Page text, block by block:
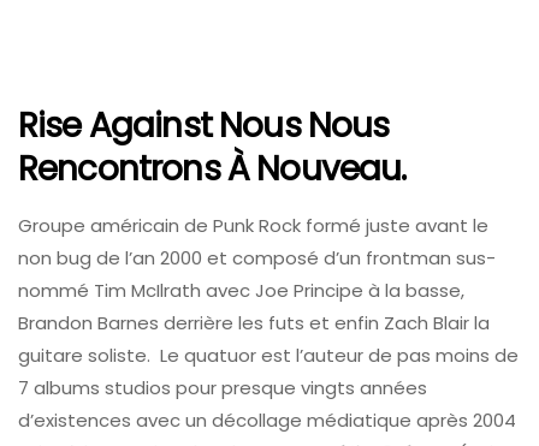
Rise Against Nous Nous
Rencontrons À Nouveau.
Groupe américain de Punk Rock formé juste avant le
non bug de l’an 2000 et composé d’un frontman sus-
nommé Tim McIlrath avec Joe Principe à la basse,
Brandon Barnes derrière les futs et enfin Zach Blair la
guitare soliste. Le quatuor est l’auteur de pas moins de
7 albums studios pour presque vingts années
d’existences avec un décollage médiatique après 2004